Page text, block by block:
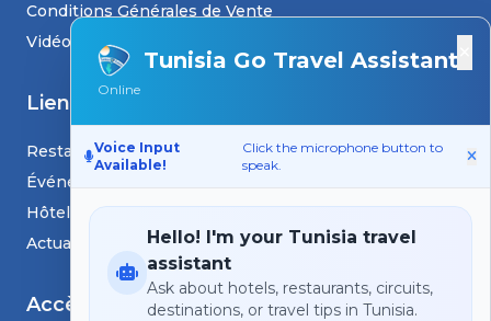
Tunisia Go Travel Assistant
Online
Voice Input
Available!
Click the microphone button to
speak.
Hello! I'm your Tunisia travel
assistant
Ask about hotels, restaurants, circuits,
destinations, or travel tips in Tunisia.
Conditions Générales de Vente
Vidéos
Liens
Restaurants
Événements
Hôtels
Actualités et blogs
Accès